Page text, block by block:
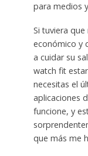
para medios
Si tuviera
económico y
a cuidar su
watch fit
necesitas el
aplicaciones
funcione, y
que más me